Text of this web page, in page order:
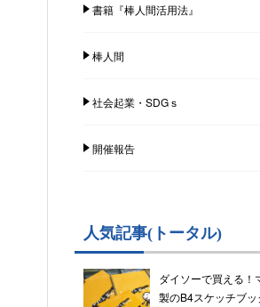
書籍『棒人間活用法』
棒人間
社会起業・SDGｓ
開催報告
人気記事(トータル)
ダイソーで買える！
製のB4スケッチブッ